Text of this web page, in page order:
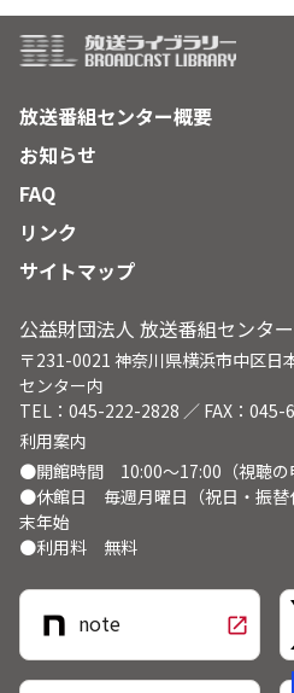
放送番組センター概要
お知らせ
FAQ
リンク
サイトマップ
公益財団法人 放送番組センタ
〒231-0021 神奈川県横浜市中区日
センター内
TEL：045-222-2828 ／ FAX：045-
利用案内
●開館時間 10:00～17:00（視聴の
●休館日 毎週月曜日（祝日・振替
末年始
●利用料 無料
note open_in_new